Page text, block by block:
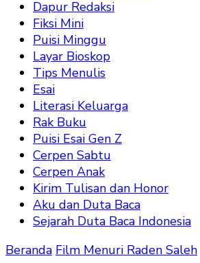
Dapur Redaksi
Fiksi Mini
Puisi Minggu
Layar Bioskop
Tips Menulis
Esai
Literasi Keluarga
Rak Buku
Puisi Esai Gen Z
Cerpen Sabtu
Cerpen Anak
Kirim Tulisan dan Honor
Aku dan Duta Baca
Sejarah Duta Baca Indonesia
Beranda Film Menuri Raden Saleh